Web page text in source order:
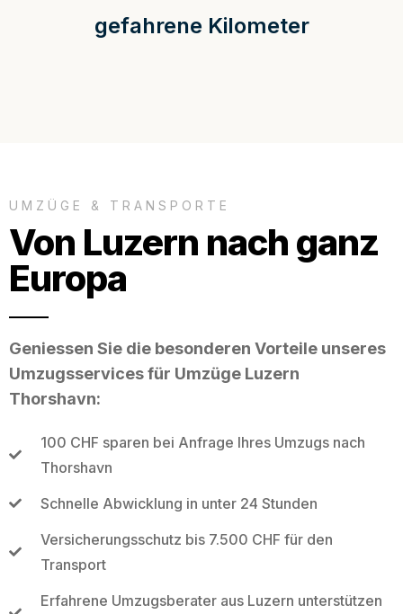
gefahrene Kilometer
UMZÜGE & TRANSPORTE
Von Luzern nach ganz
Europa
Geniessen Sie die besonderen Vorteile unseres
Umzugsservices für Umzüge Luzern
Thorshavn:
100 CHF sparen bei Anfrage Ihres Umzugs nach
Thorshavn
Schnelle Abwicklung in unter 24 Stunden
Versicherungsschutz bis 7.500 CHF für den
Transport
Erfahrene Umzugsberater aus Luzern unterstützen